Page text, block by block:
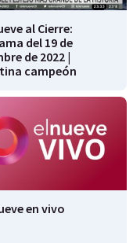
al Cierre:
del 19 de
de 2022 |
campeón
en vivo